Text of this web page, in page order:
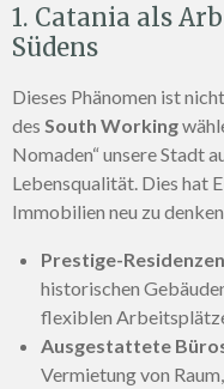
1. Catania als
Südens
Dieses Phänomen ist
des South Working
Nomaden“ unsere Stadt
Lebensqualität. Dies hat
Immobilien neu zu
Prestige-
historischen
flexiblen
Ausgestattete
Vermietung von